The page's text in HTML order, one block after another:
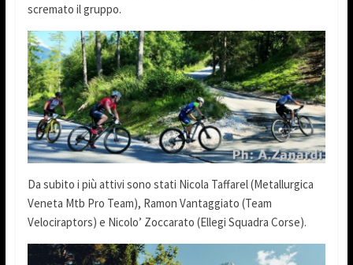
scremato il gruppo.
Da subito i più attivi sono stati Nicola Taffarel (Metallurgica
Veneta Mtb Pro Team), Ramon Vantaggiato (Team
Velociraptors) e Nicolo’ Zoccarato (Ellegi Squadra Corse).